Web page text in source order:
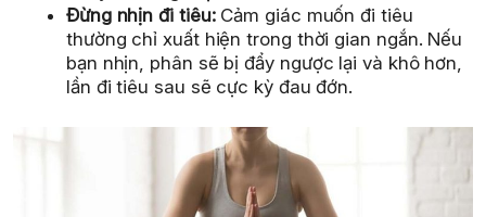
Đừng nhịn đi tiêu:Cảm giác muốn đi tiêu
thường chỉ xuất hiện trong thời gian ngắn. Nếu
bạn nhịn, phân sẽ bị đẩy ngược lại và khô hơn,
lần đi tiêu sau sẽ cực kỳ đau đớn.